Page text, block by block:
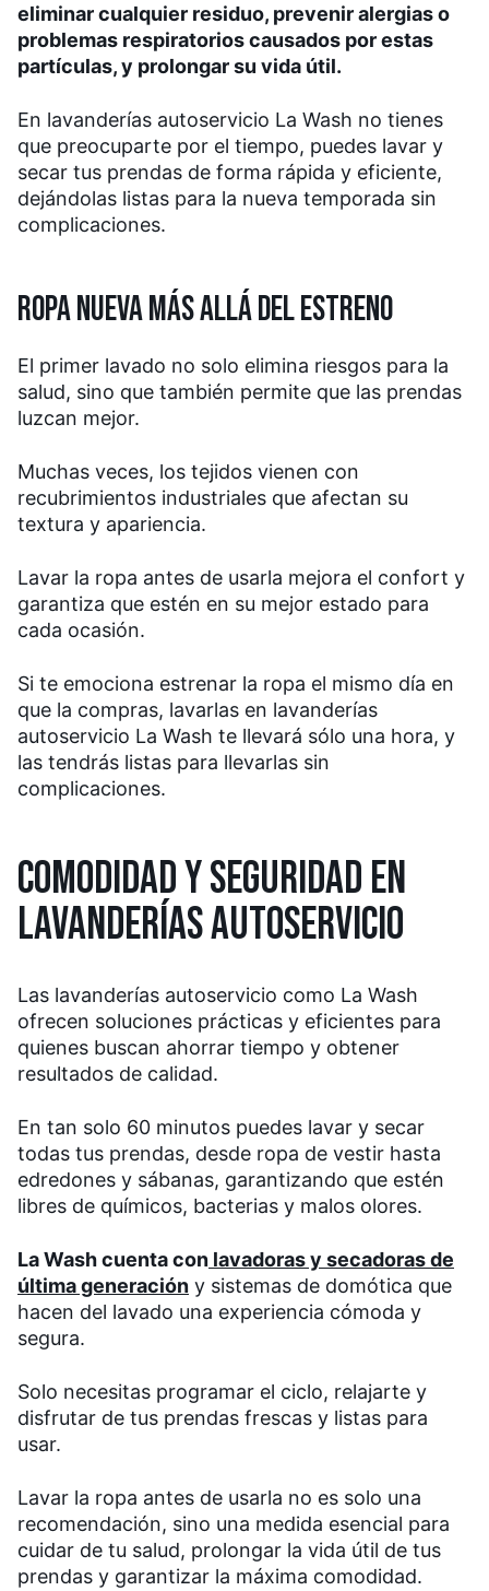
eliminar cualquier residuo, prevenir alergias o
problemas respiratorios causados por estas
partículas, y prolongar su vida útil.
En lavanderías autoservicio La Wash no tienes
que preocuparte por el tiempo, puedes lavar y
secar tus prendas de forma rápida y eficiente,
dejándolas listas para la nueva temporada sin
complicaciones.
ROPA NUEVA MÁS ALLÁ DEL ESTRENO
El primer lavado no solo elimina riesgos para la
salud, sino que también permite que las prendas
luzcan mejor.
Muchas veces, los tejidos vienen con
recubrimientos industriales que afectan su
textura y apariencia.
Lavar la ropa antes de usarla mejora el confort y
garantiza que estén en su mejor estado para
cada ocasión.
Si te emociona estrenar la ropa el mismo día en
que la compras, lavarlas en lavanderías
autoservicio La Wash te llevará sólo una hora, y
las tendrás listas para llevarlas sin
complicaciones.
COMODIDAD Y SEGURIDAD EN
LAVANDERÍAS AUTOSERVICIO
Las lavanderías autoservicio como La Wash
ofrecen soluciones prácticas y eficientes para
quienes buscan ahorrar tiempo y obtener
resultados de calidad.
En tan solo 60 minutos puedes lavar y secar
todas tus prendas, desde ropa de vestir hasta
edredones y sábanas, garantizando que estén
libres de químicos, bacterias y malos olores.
La Wash cuenta con lavadoras y secadoras de
última generación y sistemas de domótica que
hacen del lavado una experiencia cómoda y
segura.
Solo necesitas programar el ciclo, relajarte y
disfrutar de tus prendas frescas y listas para
usar.
Lavar la ropa antes de usarla no es solo una
recomendación, sino una medida esencial para
cuidar de tu salud, prolongar la vida útil de tus
prendas y garantizar la máxima comodidad.